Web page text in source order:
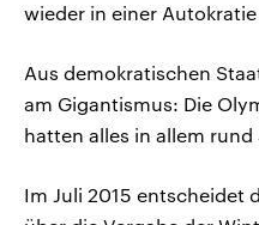
wieder in einer
Aus demokratischen
am Gigantismus: Die
hatten alles in allem
Im Juli 2015 entscheidet